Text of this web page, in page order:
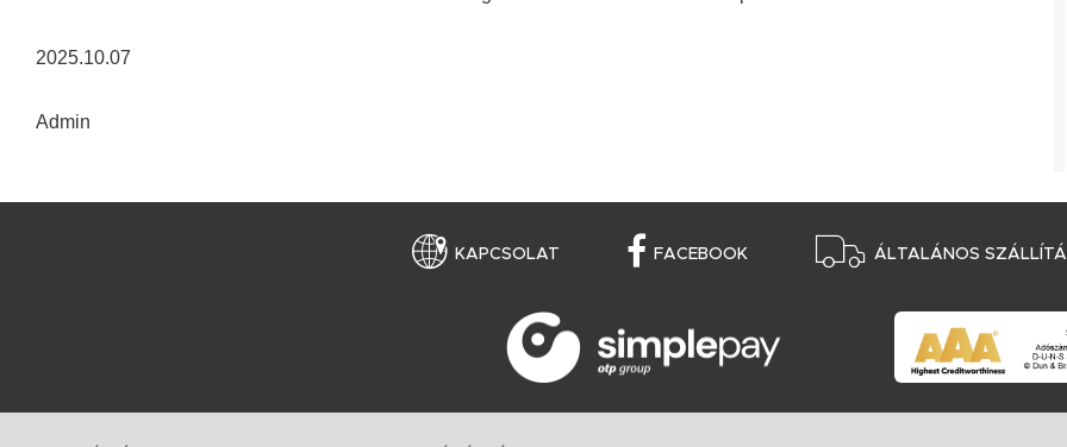
2025.10.07
Admin
KAPCSOLAT FACEBOOK ÁLTALÁNOS